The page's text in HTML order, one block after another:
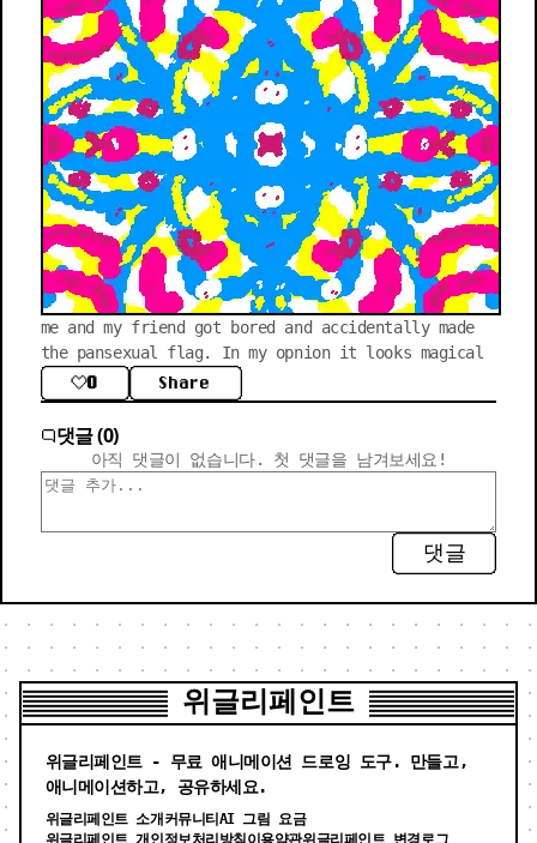
me and my friend got bored and accidentally made
the pansexual flag. In my opnion it looks magical
0 Share
댓글 (0)
아직 댓글이 없습니다. 첫 댓글을 남겨보세요!
댓글
위글리페인트
위글리페인트 - 무료 애니메이션 드로잉 도구. 만들고,
애니메이션하고, 공유하세요.
위글리페인트 소개 커뮤니티 AI 그림 요금
위글리페인트 개인정보처리방침 이용약관위글리페인트 변경로그